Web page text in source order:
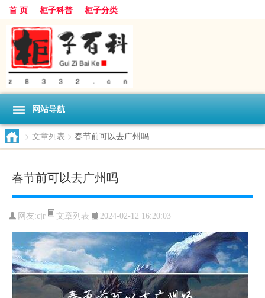
首 页 柜子科普 柜子分类
网站导航
> 文章列表 > 春节前可以去广州吗
春节前可以去广州吗
网友:cjr 文章列表 2024-02-12 16:20:03